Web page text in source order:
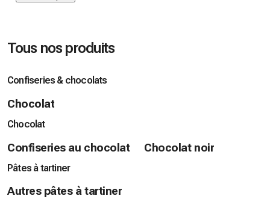
Tous nos produits
Confiseries & chocolats
Chocolat
Chocolat
Confiseries au chocolat Chocolat noir
Pâtes à tartiner
Autres pâtes à tartiner